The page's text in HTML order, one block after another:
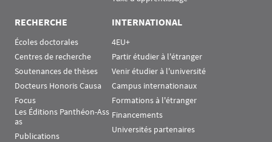
RECHERCHE
Écoles doctorales
Centres de recherche
Soutenances de thèses
Docteurs Honoris Causa
Focus
Les Éditions Panthéon-Ass
as
Publications
INTERNATIONAL
4EU+
Partir étudier à l'étranger
Venir étudier à l'université
Campus internationaux
Formations à l'étranger
Financements
Universités partenaires